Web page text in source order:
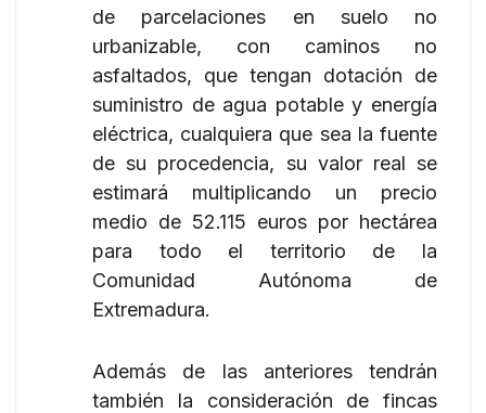
de parcelaciones en suelo no
urbanizable, con caminos no
asfaltados, que tengan dotación de
suministro de agua potable y energía
eléctrica, cualquiera que sea la fuente
de su procedencia, su valor real se
estimará multiplicando un precio
medio de 52.115 euros por hectárea
para todo el territorio de la
Comunidad Autónoma de
Extremadura.
Además de las anteriores tendrán
también la consideración de fincas